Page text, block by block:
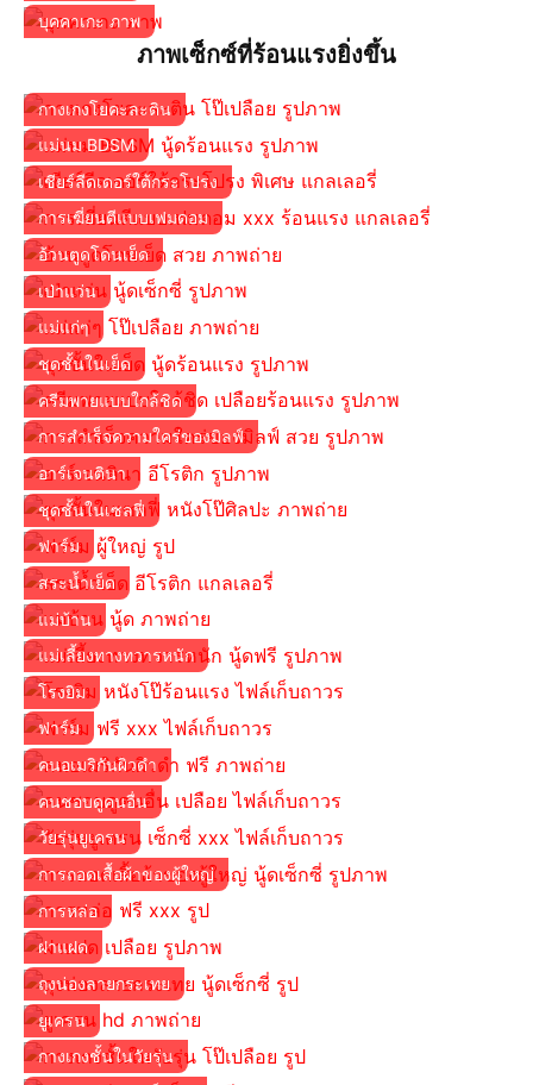
บุคคาเกะ ภาพ
ภาพเซ็กซ์ที่ร้อนแรงยิ่งขึ้น
กางเกงโยคะละติน
แม่นม BDSM
เชียร์ลีดเดอร์ใต้กระโปรง
การเฆี่ยนตีแบบเฟมดอม
อ้วนตูดโดนเย็ด
เป่าแว่น
แม่แก่ๆ
ชุดชั้นในเย็ด
ครีมพายแบบใกล้ชิด
การสำเร็จความใคร่ของมิลฟ์
อาร์เจนตินา
ชุดชั้นในเซลฟี่
ฟาร์ม
สระน้ำเย็ด
แม่บ้าน
แม่เลี้ยงทางทวารหนัก
โรงยิม
ฟาร์ม
คนอเมริกันผิวดำ
คนชอบดูคนอื่น
วัยรุ่นยูเครน
การถอดเสื้อผ้าของผู้ใหญ่
การหล่อ
ฝาแฝด
ถุงน่องลายกระเทย
ยูเครน
กางเกงชั้นในวัยรุ่น